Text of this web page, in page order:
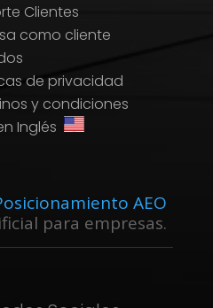
Clientes
como cliente
de privacidad
y condiciones
Inglés
AEO
para empresas.